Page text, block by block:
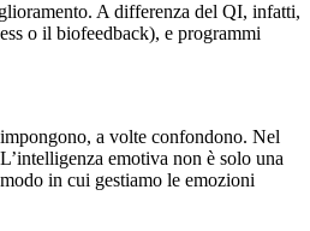
A differenza del QI, infatti,
o il biofeedback), e programmi
a volte confondono. Nel
emotiva non è solo una
in cui gestiamo le emozioni